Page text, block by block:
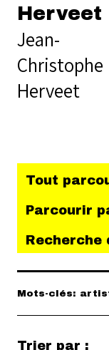
Herveet
Jean-
Christophe
Herveet
Tout
Parcourir
Recherche
Mots-clés:
Trier par :